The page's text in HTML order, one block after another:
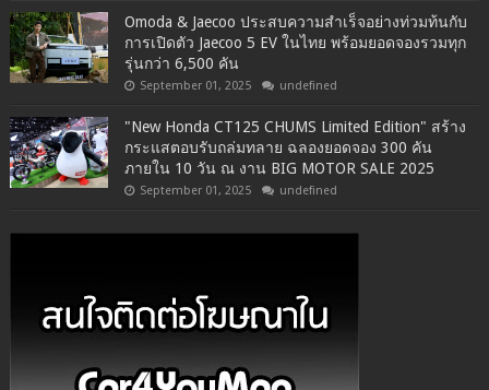
Omoda & Jaecoo ประสบความสำเร็จอย่างท่วมท้นกับ
การเปิดตัว Jaecoo 5 EV ในไทย พร้อมยอดจองรวมทุก
รุ่นกว่า 6,500 คัน
September 01, 2025 undefined
"New Honda CT125 CHUMS Limited Edition" สร้าง
กระแสตอบรับถล่มทลาย ฉลองยอดจอง 300 คัน
ภายใน 10 วัน ณ งาน BIG MOTOR SALE 2025
September 01, 2025 undefined